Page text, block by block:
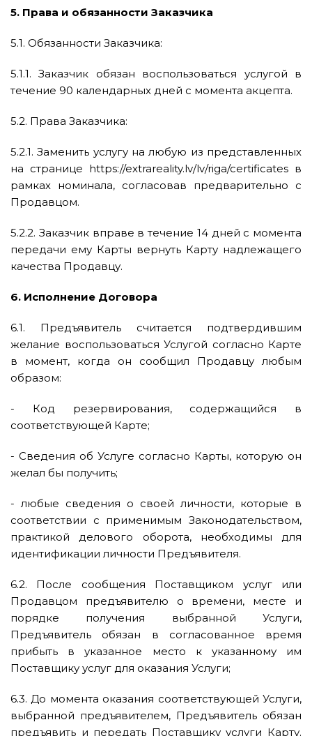
5. Права и обязанности Заказчика
5.1. Обязанности Заказчика:
5.1.1. Заказчик обязан воспользоваться услугой в
течение 90 календарных дней с момента акцепта.
5.2. Права Заказчика:
5.2.1. Заменить услугу на любую из представленных
на странице https://extrareality.lv/lv/riga/certificates в
рамках номинала, согласовав предварительно с
Продавцом.
5.2.2. Заказчик вправе в течение 14 дней с момента
передачи ему Карты вернуть Карту надлежащего
качества Продавцу.
6. Исполнение Договора
6.1. Предъявитель считается подтвердившим
желание воспользоваться Услугой согласно Карте
в момент, когда он сообщил Продавцу любым
образом:
- Код резервирования, содержащийся в
соответствующей Карте;
- Сведения об Услуге согласно Карты, которую он
желал бы получить;
- любые сведения о своей личности, которые в
соответствии с применимым Законодательством,
практикой делового оборота, необходимы для
идентификации личности Предъявителя.
6.2. После сообщения Поставщиком услуг или
Продавцом предъявителю о времени, месте и
порядке получения выбранной Услуги,
Предъявитель обязан в согласованное время
прибыть в указанное место к указанному им
Поставщику услуг для оказания Услуги;
6.3. До момента оказания соответствующей Услуги,
выбранной предъявителем, Предъявитель обязан
предъявить и передать Поставщику услуги Карту.